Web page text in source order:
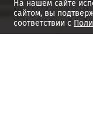
На нашем сайте
сайтом, вы
соответствии с